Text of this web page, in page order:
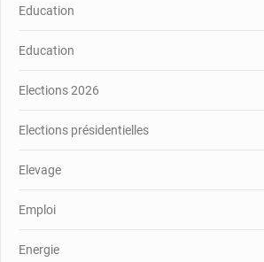
Education
Education
Elections 2026
Elections présidentielles
Elevage
Emploi
Energie